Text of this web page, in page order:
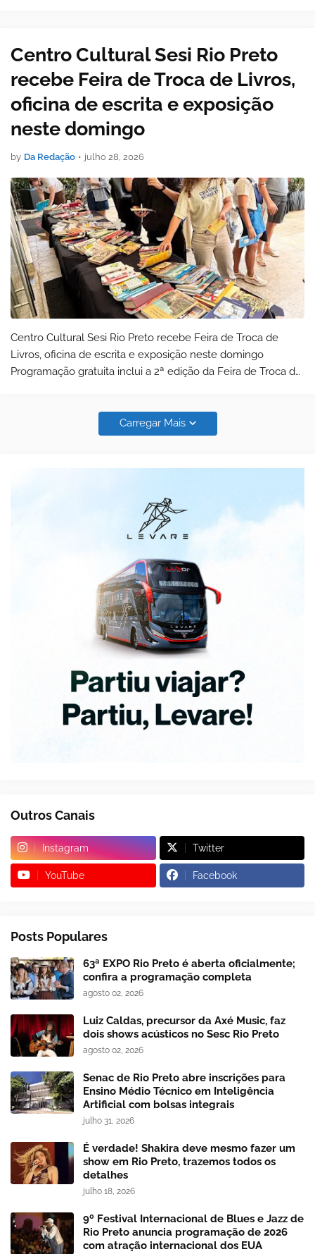
Centro Cultural Sesi Rio Preto
recebe Feira de Troca de Livros,
oficina de escrita e exposição
neste domingo
by Da Redação • julho 28, 2026
Centro Cultural Sesi Rio Preto recebe Feira de Troca de
Livros, oficina de escrita e exposição neste domingo
Programação gratuita inclui a 2ª edição da Feira de Troca de
Carregar Mais
Outros Canais
Instagram Twitter
YouTube Facebook
Posts Populares
63ª EXPO Rio Preto é aberta oficialmente;
confira a programação completa
agosto 02, 2026
Luiz Caldas, precursor da Axé Music, faz
dois shows acústicos no Sesc Rio Preto
agosto 02, 2026
Senac de Rio Preto abre inscrições para
Ensino Médio Técnico em Inteligência
Artificial com bolsas integrais
julho 31, 2026
É verdade! Shakira deve mesmo fazer um
show em Rio Preto, trazemos todos os
detalhes
julho 18, 2026
9º Festival Internacional de Blues e Jazz de
Rio Preto anuncia programação de 2026
com atração internacional dos EUA